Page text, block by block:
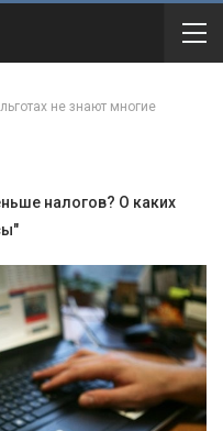
не знают многие
налогов? О каких